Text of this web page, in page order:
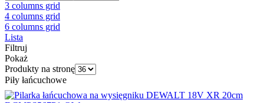
3 columns grid
4 columns grid
6 columns grid
Lista
Filtruj
Pokaż
Produkty na stronę
Piły łańcuchowe